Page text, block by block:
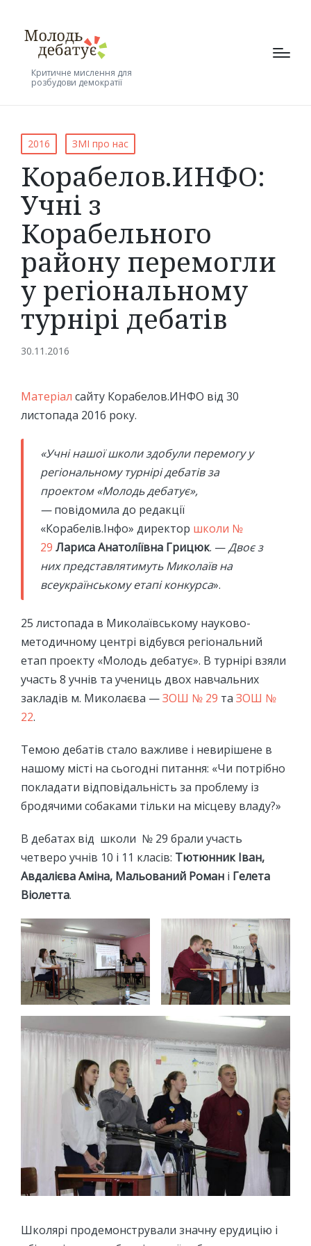
Критичне мислення для
розбудови демократії
Posted
in
2016 ЗМІ про нас
Корабелов.ИНФО:
Учні з
Корабельного
району перемогли
у регіональному
турнірі дебатів
30.11.2016
Матеріал сайту Корабелов.ИНФО від 30
листопада 2016 року.
«Учні нашої школи здобули перемогу у
регіональному турнірі дебатів за
проектом «Молодь дебатує»,
—повідомила до редакції
«Корабелів.Інфо» директор школи №
29 Лариса Анатоліївна Грицюк. —Двоє з
них представлятимуть Миколаїв на
всеукраїнському етапі конкурса».
25 листопада в Миколаївському науково-
методичному центрі відбувся регіональний
етап проекту «Молодь дебатує». В турнірі взяли
участь 8 учнів та учениць двох навчальних
закладів м. Миколаєва —ЗОШ № 29 та ЗОШ №
22.
Темою дебатів стало важливе і невирішене в
нашому місті на сьогодні питання: «Чи потрібно
покладати відповідальність за проблему із
бродячими собаками тільки на місцеву владу?»
В дебатах від школи № 29 брали участь
четверо учнів 10 і 11 класів: Тютюнник Іван,
Авдалієва Аміна, Мальований Роман і Гелета
Віолетта.
Школярі продемонстрували значну ерудицію і